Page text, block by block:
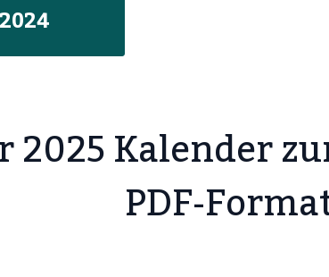
2024
2025 Kalender
PDF-